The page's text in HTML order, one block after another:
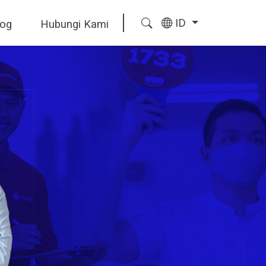
Hubungi Kami ID